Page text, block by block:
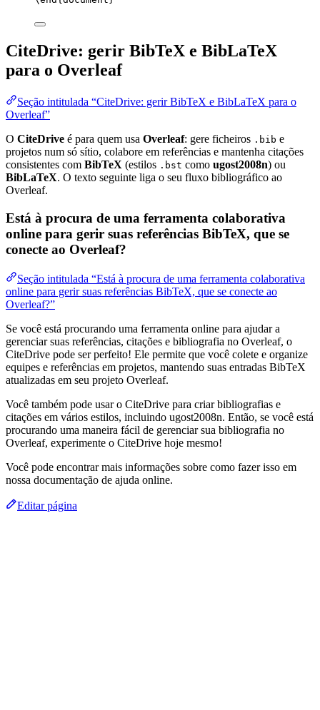
CiteDrive: gerir BibTeX e BibLaTeX
para o Overleaf
Seção intitulada “CiteDrive: gerir BibTeX e BibLaTeX para o
Overleaf”
O CiteDrive é para quem usa Overleaf: gere ficheiros .bib e
projetos num só sítio, colabore em referências e mantenha citações
consistentes com BibTeX (estilos .bst como ugost2008n) ou
BibLaTeX. O texto seguinte liga o seu fluxo bibliográfico ao
Overleaf.
Está à procura de uma ferramenta colaborativa
online para gerir suas referências BibTeX, que se
conecte ao Overleaf?
Seção intitulada “Está à procura de uma ferramenta colaborativa
online para gerir suas referências BibTeX, que se conecte ao
Overleaf?”
Se você está procurando uma ferramenta online para ajudar a
gerenciar suas referências, citações e bibliografia no Overleaf, o
CiteDrive pode ser perfeito! Ele permite que você colete e organize
equipes e referências em projetos, mantendo suas entradas BibTeX
atualizadas em seu projeto Overleaf.
Você também pode usar o CiteDrive para criar bibliografias e
citações em vários estilos, incluindo ugost2008n. Então, se você está
procurando uma maneira fácil de gerenciar sua bibliografia no
Overleaf, experimente o CiteDrive hoje mesmo!
Você pode encontrar mais informações sobre como fazer isso em
nossa documentação de ajuda online.
Editar página